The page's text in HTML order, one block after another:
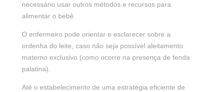
necessário usar outros métodos e recursos para
alimentar o bebê.
O enfermeiro pode orientar e esclarecer sobre a
ordenha do leite, caso não seja possível aleitamento
materno exclusivo (como ocorre na presença de fenda
palatina).
Até o estabelecimento de uma estratégia eficiente de